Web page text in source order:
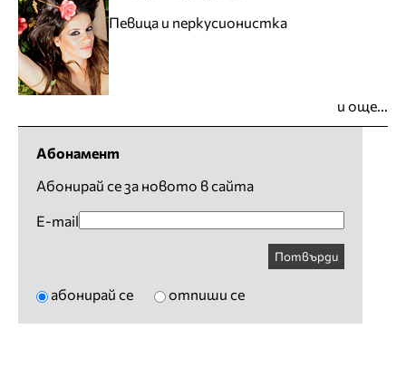
Певица и перкусионистка
и още...
Абонамент
Абонирай се за новото в сайта
E-mail
Потвърди
абонирай се отпиши се